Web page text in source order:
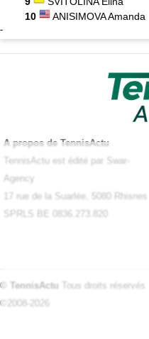
10
ANISIMOVA Amanda
-
A propos de TennisActu
TennisActu est édité par Swar-
Agency
17 rue de la Suarlée, 5080 Rhisnes
SPRLS BE 0836.273.820
© TennisActu Tous droits réservés
©2008-2026